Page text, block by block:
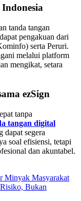
tanda tangan
pengakuan dari
serta Peruri.
melalui platform
mengikat, setara
ezSign
tanpa
tangan digital
dapat segera
soal efisiensi, tetapi
dan akuntabel.
Minyak Masyarakat
Bukan